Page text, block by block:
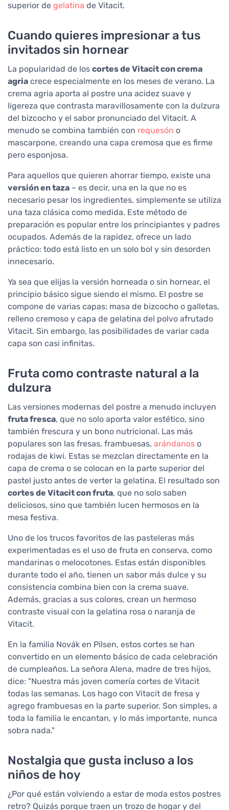
superior de gelatina de Vitacit.
Cuando quieres impresionar a tus
invitados sin hornear
La popularidad de los cortes de Vitacit con crema
agria crece especialmente en los meses de verano. La
crema agria aporta al postre una acidez suave y
ligereza que contrasta maravillosamente con la dulzura
del bizcocho y el sabor pronunciado del Vitacit. A
menudo se combina también con requesón o
mascarpone, creando una capa cremosa que es firme
pero esponjosa.
Para aquellos que quieren ahorrar tiempo, existe una
versión en taza – es decir, una en la que no es
necesario pesar los ingredientes, simplemente se utiliza
una taza clásica como medida. Este método de
preparación es popular entre los principiantes y padres
ocupados. Además de la rapidez, ofrece un lado
práctico: todo está listo en un solo bol y sin desorden
innecesario.
Ya sea que elijas la versión horneada o sin hornear, el
principio básico sigue siendo el mismo. El postre se
compone de varias capas: masa de bizcocho o galletas,
relleno cremoso y capa de gelatina del polvo afrutado
Vitacit. Sin embargo, las posibilidades de variar cada
capa son casi infinitas.
Fruta como contraste natural a la
dulzura
Las versiones modernas del postre a menudo incluyen
fruta fresca, que no solo aporta valor estético, sino
también frescura y un bono nutricional. Las más
populares son las fresas, frambuesas, arándanos o
rodajas de kiwi. Estas se mezclan directamente en la
capa de crema o se colocan en la parte superior del
pastel justo antes de verter la gelatina. El resultado son
cortes de Vitacit con fruta, que no solo saben
deliciosos, sino que también lucen hermosos en la
mesa festiva.
Uno de los trucos favoritos de las pasteleras más
experimentadas es el uso de fruta en conserva, como
mandarinas o melocotones. Estas están disponibles
durante todo el año, tienen un sabor más dulce y su
consistencia combina bien con la crema suave.
Además, gracias a sus colores, crean un hermoso
contraste visual con la gelatina rosa o naranja de
Vitacit.
En la familia Novák en Pilsen, estos cortes se han
convertido en un elemento básico de cada celebración
de cumpleaños. La señora Alena, madre de tres hijos,
dice: "Nuestra más joven comería cortes de Vitacit
todas las semanas. Los hago con Vitacit de fresa y
agrego frambuesas en la parte superior. Son simples, a
toda la familia le encantan, y lo más importante, nunca
sobra nada."
Nostalgia que gusta incluso a los
niños de hoy
¿Por qué están volviendo a estar de moda estos postres
retro? Quizás porque traen un trozo de hogar y del